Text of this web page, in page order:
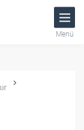
Menü